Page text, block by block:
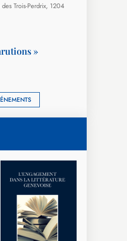
Trois-Perdrix, 1204
»